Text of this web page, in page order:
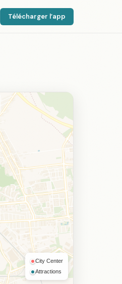
Télécharger l’app
City Center
Attractions